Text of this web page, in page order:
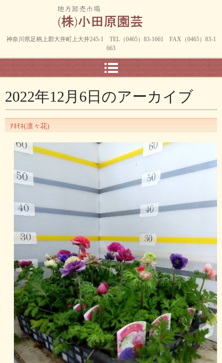
神奈川県足柄上郡大井町上大井245-1 TEL（0465）83-1661 FAX（0465）83-1
663
2022年12月6日 のアーカイブ
ｱﾈﾓﾈ(凛々花)